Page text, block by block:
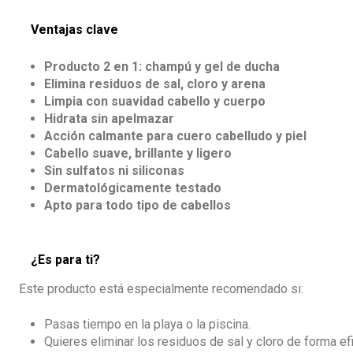
Ventajas clave
Producto 2 en 1: champú y gel de ducha
Elimina residuos de sal, cloro y arena
Limpia con suavidad cabello y cuerpo
Hidrata sin apelmazar
Acción calmante para cuero cabelludo y piel
Cabello suave, brillante y ligero
Sin sulfatos ni siliconas
Dermatológicamente testado
Apto para todo tipo de cabellos
¿Es para ti?
Este producto está especialmente recomendado si:
Pasas tiempo en la playa o la piscina.
Quieres eliminar los residuos de sal y cloro de forma